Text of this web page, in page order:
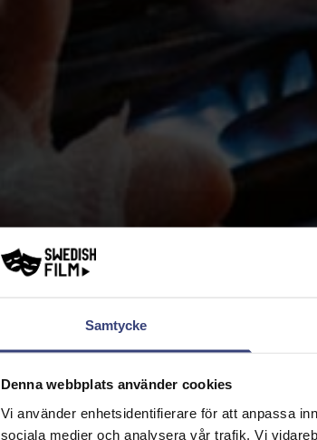
Samtycke
Denna webbplats använder cookies
Vi använder enhetsidentifierare för att anpassa
sociala medier och analysera vår trafik. Vi